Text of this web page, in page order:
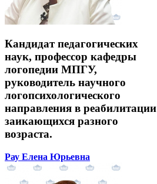
Кандидат педагогических
наук, профессор кафедры
логопедии МПГУ,
руководитель научного
логопсихологического
направления в реабилитации
заикающихся разного
возраста.
Рау Елена Юрьевна